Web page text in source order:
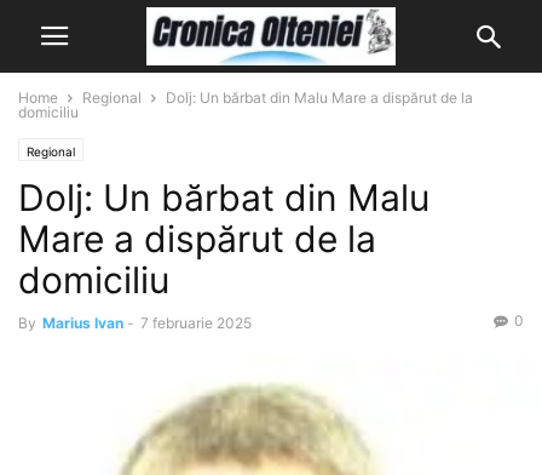
Home Regional
Dolj: Un bărbat din Malu Mare a dispărut de la
domiciliu
Regional
Dolj: Un bărbat din Malu
Mare a dispărut de la
domiciliu
By Marius Ivan - 7 februarie 2025 0